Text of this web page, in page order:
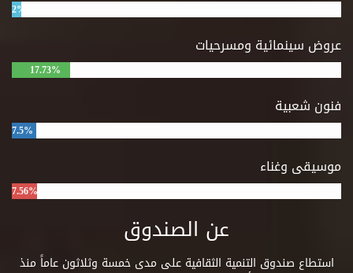
2%
عروض سينمائية ومسرحيات
17.73%
فنون شعبية
7.5%
موسيقى وغناء
7.56%
عن الصندوق
استطاع صندوق التنمية الثقافية على مدى خمسة وثلاثون عاماً منذ